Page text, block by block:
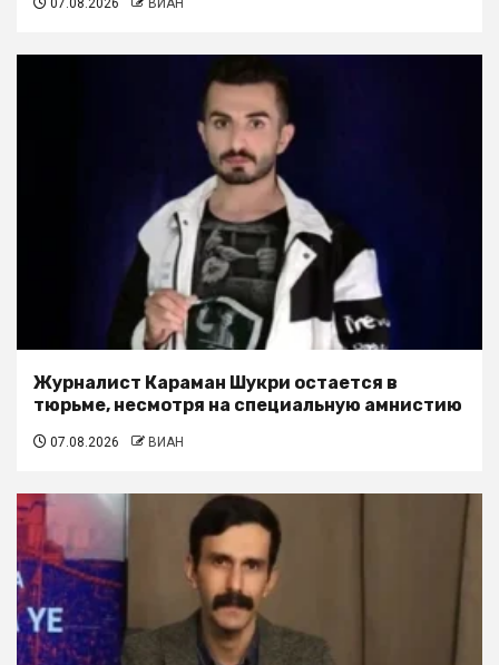
Журналист Караман Шукри остается в
тюрьме, несмотря на специальную амнистию
07.08.2026 ВИАН